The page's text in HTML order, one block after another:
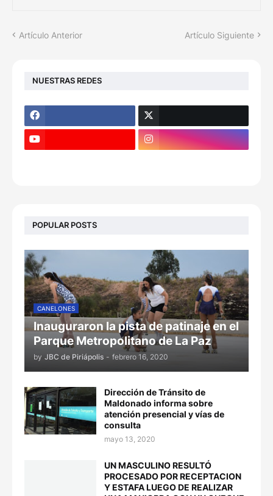
Artículo Anterior Artículo Siguiente
NUESTRAS REDES
POPULAR POSTS
CANELONES
Inauguraron la pista de patinaje en el
Parque Metropolitano de La Paz
by JBC de Piriápolis - febrero 16, 2020
Dirección de Tránsito de
Maldonado informa sobre
atención presencial y vías de
consulta
mayo 13, 2020
UN MASCULINO RESULTÓ
PROCESADO POR RECEPTACION
Y ESTAFA LUEGO DE REALIZAR